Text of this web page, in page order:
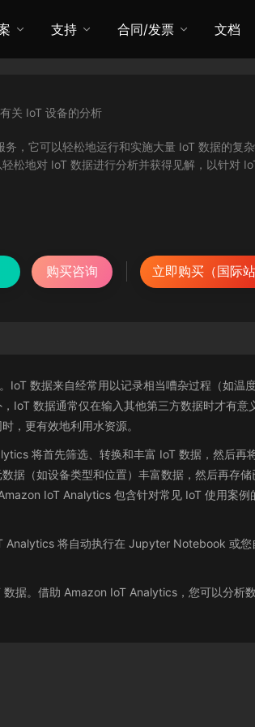
支持 合同/发票 文档
有关 IoT 设备的分析
，它可以轻松地运行和实施大量 IoT 数据的复
松地对 IoT 数据进行分析并获得见解，以针对
购买咨询 立即购买（国际站
数据来自经常用以记录相当嘈杂过程（如温
数据通常仅在输入其他第三方数据时才有意
，更有效地利用水资源。
将首先筛选、转换和丰富 IoT 数据，然后再
（如设备类型和位置）丰富数据，然后再存储
IoT Analytics 包含针对常见 IoT 使用案
将自动执行在 Jupyter Notebook 或
据。借助 Amazon IoT Analytics，您可以分析